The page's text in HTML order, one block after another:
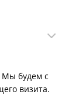
Мы будем с
визита.